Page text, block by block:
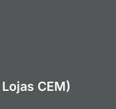
CEM)